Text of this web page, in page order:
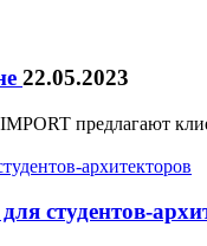
22.05.2023
предлагают
студентов-